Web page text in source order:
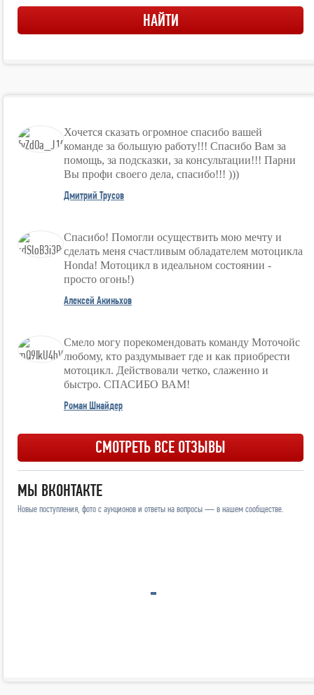
Хочется сказать огромное спасибо вашей
команде за большую работу!!! Спасибо Вам за
помощь, за подсказки, за консультации!!! Парни
Вы профи своего дела, спасибо!!! )))
Дмитрий Трусов
Спасибо! Помогли осуществить мою мечту и
сделать меня счастливым обладателем мотоцикла
Honda! Мотоцикл в идеальном состоянии -
просто огонь!)
Алексей Акиньхов
Смело могу порекомендовать команду Моточойс
любому, кто раздумывает где и как приобрести
мотоцикл. Действовали четко, слаженно и
быстро. СПАСИБО ВАМ!
Роман Шнайдер
СМОТРЕТЬ ВСЕ ОТЗЫВЫ
МЫ ВКОНТАКТЕ
Новые поступления, фото с аукционов и ответы на вопросы — в нашем сообществе.